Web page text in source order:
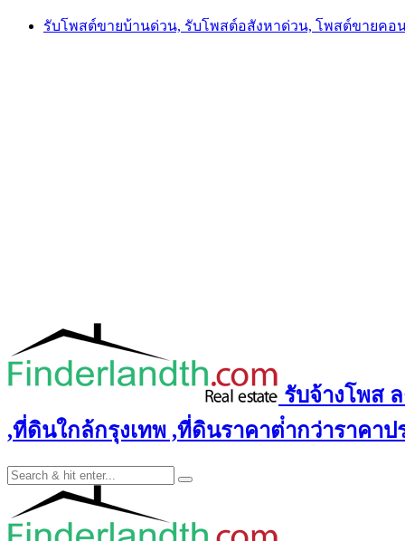
Skip
รับโพสต์ขายบ้านด่วน, รับโพสต์อสังหาด่วน, โพสต์ขายคอ
รับจ้างโพส
,ที่ดินใกล้กรุงเทพ ,ที่ดินราคาต่ํากว่าราค